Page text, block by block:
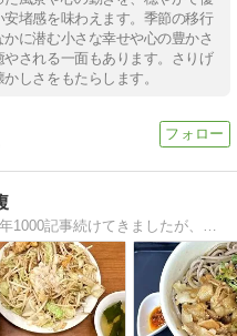
堵感を味わえます。季節の移行
に潜む小さな幸せや心の豊かさ
される一面もあります。さりげ
しさをもたらします。
ラーメンつけ麺の食べ歩きを12年1000記事続けてきましたが、ジャンルを限定しない食べ歩きにリニューアルしました。食べたいものを食べたいときに食べて紹介します。